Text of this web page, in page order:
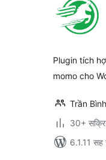
Plugin tích
momo cho
Trần Bình
30+
6.1.11 सह